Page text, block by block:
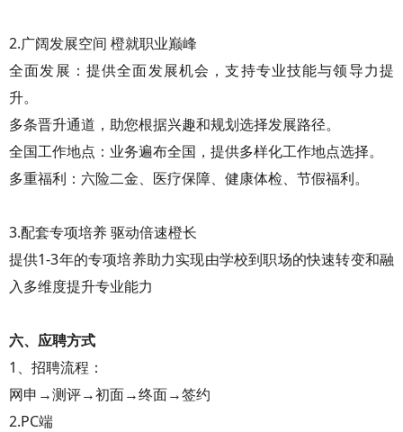
2.广阔发展空间 橙就职业巅峰
全面发展：提供全面发展机会，支持专业技能与领导力提
升。
多条晋升通道，助您根据兴趣和规划选择发展路径。
全国工作地点：业务遍布全国，提供多样化工作地点选择。
多重福利：六险二金、医疗保障、健康体检、节假福利。
3.配套专项培养 驱动倍速橙长
提供1-3年的专项培养助力实现由学校到职场的快速转变和融
入多维度提升专业能力
六、应聘方式
1、招聘流程：
网申→测评→初面→终面→签约
2.PC端